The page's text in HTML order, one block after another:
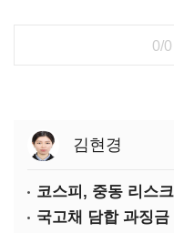
0/0
김현경
코스피, 중동 리스